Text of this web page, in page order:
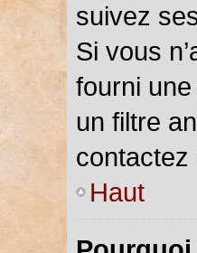
suivez
Si vous
fourni
un filtre
contactez
Haut